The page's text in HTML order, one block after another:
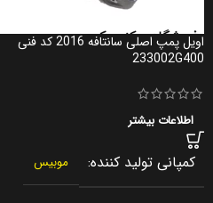
اویل پمپ اصلی سانتافه 2016 کد فنی
233002G400
اطلاعات بیشتر
کمپانی تولید کننده موبیس